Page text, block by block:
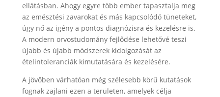
ellátásban. Ahogy egyre több ember tapasztalja meg
az emésztési zavarokat és más kapcsolódó tüneteket,
úgy nő az igény a pontos diagnózisra és kezelésre is.
A modern orvostudomány fejlődése lehetővé teszi
újabb és újabb módszerek kidolgozását az
ételintoleranciák kimutatására és kezelésére.
A jövőben várhatóan még szélesebb körű kutatások
fognak zajlani ezen a területen, amelyek célja